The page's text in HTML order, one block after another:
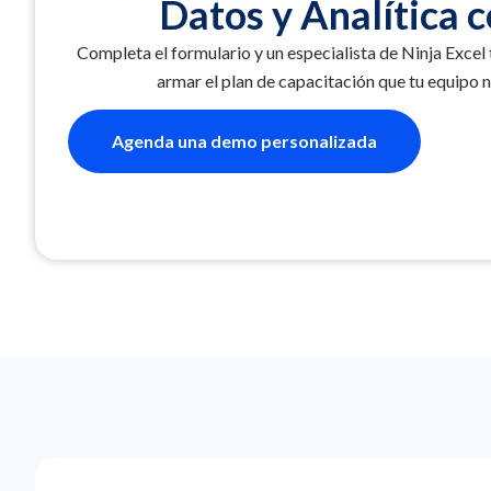
Datos y Analítica
Completa el formulario y un especialista de Ninja
armar el plan de capacitación que tu equipo
Agenda una demo personalizada